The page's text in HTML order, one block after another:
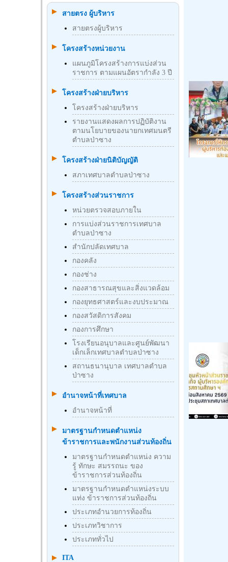
สายตรง ผู้บริหาร
สายตรงผู้บริหาร
โครงสร้างหน่วยงาน
แผนภูมิโครงสร้างการแบ่งส่วน
ราชการ ตามแผนอัตรากำลัง 3 ปี
โครงสร้างฝ่ายบริหาร
โครงสร้างฝ่ายบริหาร
รายงานแสดงผลการปฏิบัติงาน
ตามนโยบายของนายกเทศมนตรี
ตำบลป่าซาง
โครงสร้างฝ่ายนิติบัญญัติ
สภาเทศบาลตำบลป่าซาง
โครงสร้างส่วนราชการ
หน่วยตรวจสอบภายใน
การแบ่งส่วนราชการเทศบาล
ตำบลป่าซาง
สำนักปลัดเทศบาล
กองคลัง
กองช่าง
กองสาธารณสุขและสิ่งแวดล้อม
กองยุทธศาสตร์และงบประมาณ
กองสวัสดิการสังคม
กองการศึกษา
โรงเรียนอนุบาลและศูนย์พัฒนา
เด็กเล็กเทศบาลตำบลป่าซาง
สถานธนานุบาล เทศบาลตำบล
ป่าซาง
อำนาจหน้าที่เทศบาล
อำนาจหน้าที่
มาตรฐานกําหนดตําแหน่ง
ข้าราชการและพนักงานส่วนท้องถิ่น
มาตรฐานกำหนดตำแหน่ง ความ
รู้ ทักษะ สมรรถนะ ของ
ข้าราชการส่วนท้องถิ่น
มาตรฐานกำหนดตำแหน่งระบบ
แท่ง ข้าราชการส่วนท้องถิ่น
ประเภทอำนวยการท้องถิ่น
ประเภทวิชาการ
ประเภททั่วไป
ITA